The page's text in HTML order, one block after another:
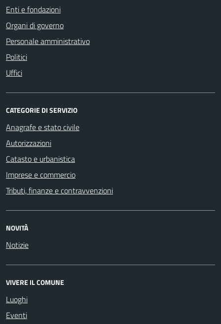
Enti e fondazioni
Organi di governo
Personale amministrativo
Politici
Uffici
CATEGORIE DI SERVIZIO
Anagrafe e stato civile
Autorizzazioni
Catasto e urbanistica
Imprese e commercio
Tributi, finanze e contravvenzioni
NOVITÀ
Notizie
VIVERE IL COMUNE
Luoghi
Eventi